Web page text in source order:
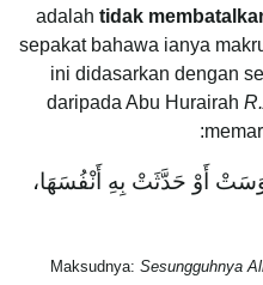
adalah tidak
sepakat bahawa ianya
ini didasarkan dengan
daripada Abu Hurairah
أَوْ حَدَّثَتْ بِهِ أَنْفُسَهَا،
Maksudnya: Sesungguhnya